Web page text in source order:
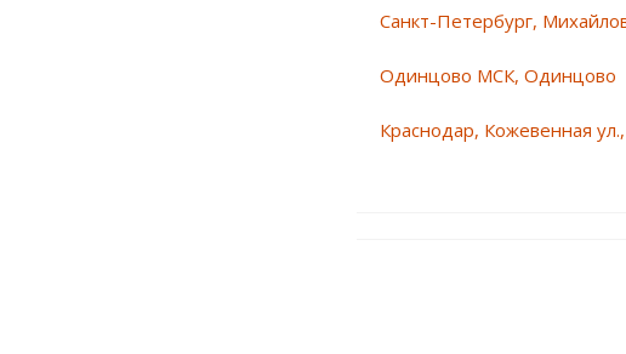
Санкт-Петербург,
Одинцово МСК, Одинцово
Краснодар, Кожевенная